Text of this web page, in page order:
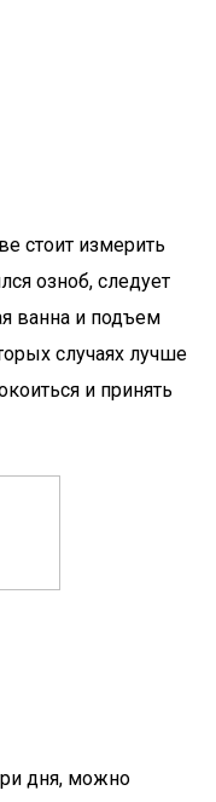
стоит измерить
озноб, следует
ванна и подъем
случаях лучше
и принять
дня, можно